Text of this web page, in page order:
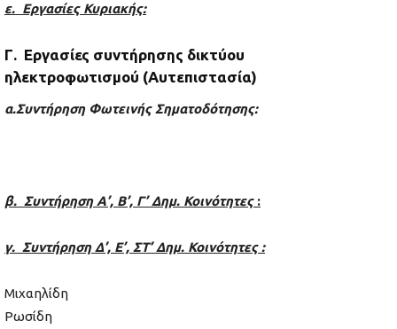
ε. Εργασίες Κυριακής:
Γ. Εργασίες συντήρησης δικτύου
ηλεκτροφωτισμού (Αυτεπιστασία)
α.Συντήρηση Φωτεινής Σηματοδότησης:
β. Συντήρηση Α’, Β’, Γ’ Δημ. Κοινότητες :
γ. Συντήρηση Δ’, Ε’, ΣΤ’ Δημ. Κοινότητες :
Μιχαηλίδη
Ρωσίδη